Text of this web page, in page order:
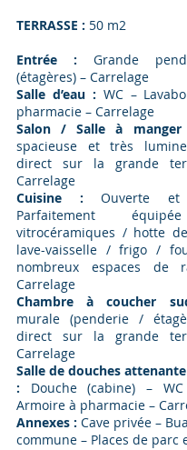
TERRASSE : 50 m2
Entrée : Grande
(étagères) – Carrelage
Salle d’eau : WC –
pharmacie – Carrelage
Salon / Salle à
spacieuse et très
direct sur la grande
Carrelage
Cuisine :Ouverte
Parfaitement
vitrocéramiques / hotte
lave-vaisselle / frigo /
nombreux espaces de
Carrelage
Chambre à coucher
murale (penderie /
direct sur la grande
Carrelage
Salle de douches
: Douche (cabine) –
Armoire à pharmacie –
Annexes : Cave privée –
commune – Places de parc